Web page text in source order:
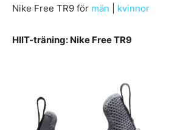
Nike Free TR9 för män kvinnor
HIIT-träning: Nike Free TR9